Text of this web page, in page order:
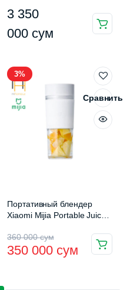
Processor PowerBox
Premium Edition (VXRD-02)
3 350
000 сум
3%
Сравнить
Портативный блендер
Xiaomi Mijia Portable Juicer
360 000сум
Первоначальная
цена
350 000 сум
Текущая
цена: